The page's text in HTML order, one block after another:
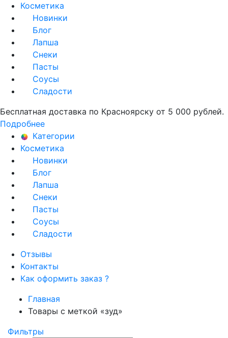
Косметика
Новинки
Блог
Лапша
Снеки
Пасты
Соусы
Сладости
Бесплатная доставка по Красноярску от 5 000 рублей.
Подробнее
Категории
Косметика
Новинки
Блог
Лапша
Снеки
Пасты
Соусы
Сладости
Отзывы
Контакты
Как оформить заказ ?
Главная
Товары с меткой «зуд»
Фильтры